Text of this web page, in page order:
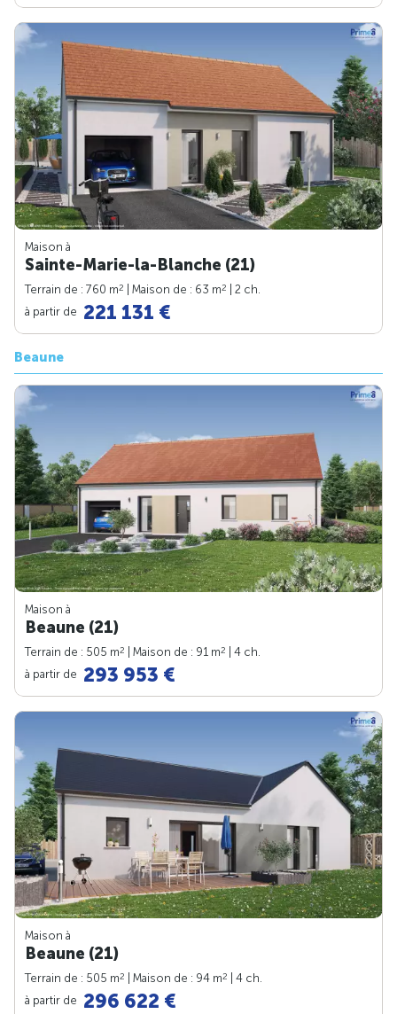
Maison à
Sainte-Marie-la-Blanche (21)
Terrain de : 760 m2 | Maison de : 63 m2
| 2 ch.
à partir de 221 131 €
Beaune
Maison à
Beaune (21)
Terrain de : 505 m2 | Maison de : 91 m2
| 4 ch.
à partir de 293 953 €
Maison à
Beaune (21)
Terrain de : 505 m2 | Maison de : 94 m2
| 4 ch.
à partir de 296 622 €